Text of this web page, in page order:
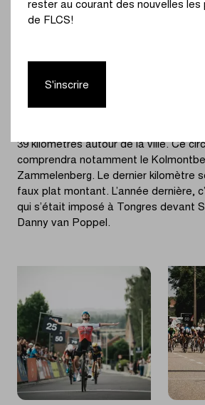
Après quelques kilomètres en
peloton fera face à la première
première fois sur la ligne d’arrivée
39 kilomètres autour de la ville. Ce
comprendra notamment le
Zammelenberg. Le dernier kilomètre
faux plat montant. L’année dernière,
qui s’était imposé à Tongres devant
Danny van Poppel.
rester au courant des nouvelles les
de FLCS!
S'inscrire